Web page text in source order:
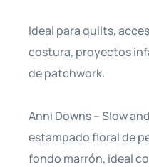
Ideal para quilts,
costura, proyectos
de patchwork.
Anni Downs – Slow
estampado floral de
fondo marrón, ideal